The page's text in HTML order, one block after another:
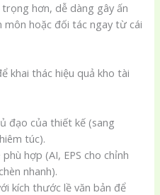
hơn, dễ dàng gây ấn
hoặc đối tác ngay từ cái
khai thác hiệu quả kho tài
đạo của thiết kế (sang
túc).
hợp (AI, EPS cho chỉnh
nhanh).
kích thước lề văn bản để